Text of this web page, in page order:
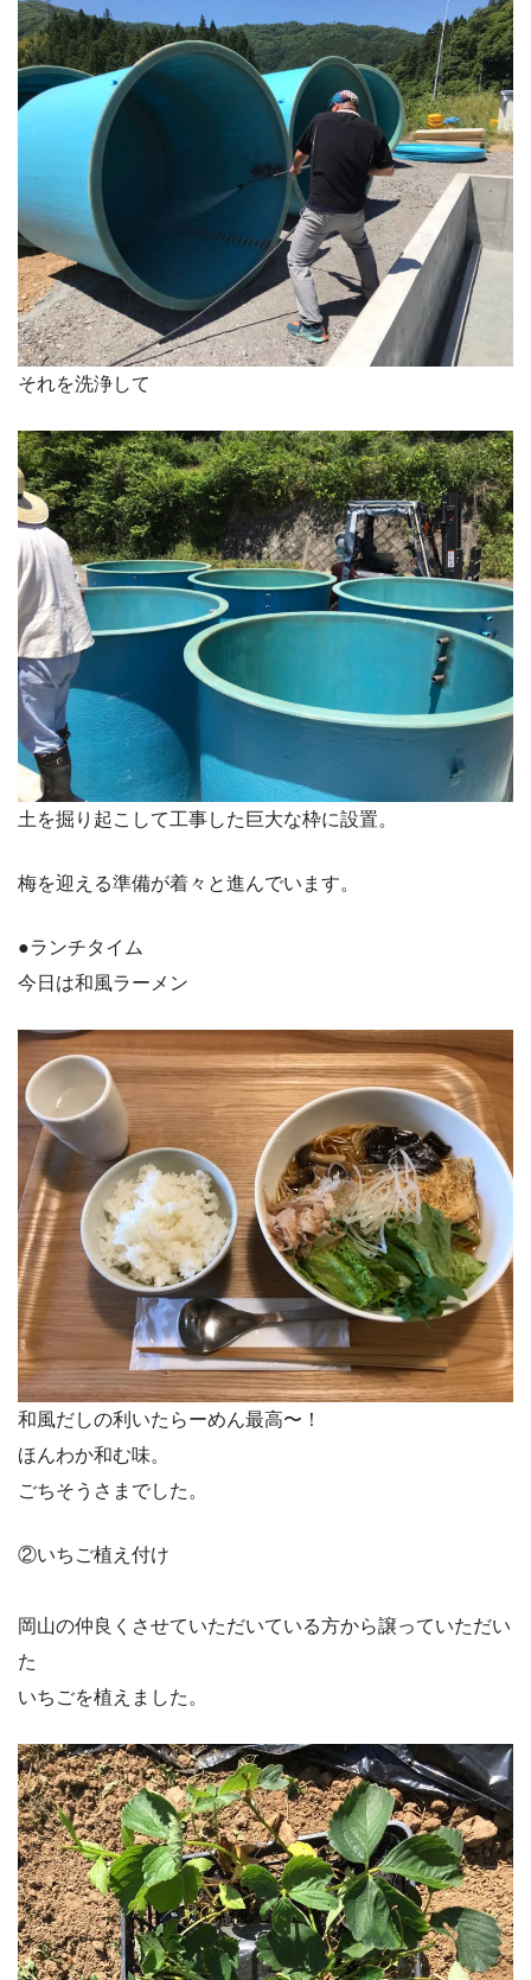
それを洗浄して
土を掘り起こして工事した巨大な枠に設置。
梅を迎える準備が着々と進んでいます。
●ランチタイム
今日は和風ラーメン
和風だしの利いたらーめん最高〜！
ほんわか和む味。
ごちそうさまでした。
②いちご植え付け
岡山の仲良くさせていただいている方から譲っていただい
た
いちごを植えました。